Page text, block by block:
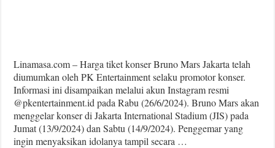
Linamasa.com – Harga tiket konser Bruno Mars Jakarta telah
diumumkan oleh PK Entertainment selaku promotor konser.
Informasi ini disampaikan melalui akun Instagram resmi
@pkentertainment.id pada Rabu (26/6/2024). Bruno Mars akan
menggelar konser di Jakarta International Stadium (JIS) pada
Jumat (13/9/2024) dan Sabtu (14/9/2024). Penggemar yang
ingin menyaksikan idolanya tampil secara …